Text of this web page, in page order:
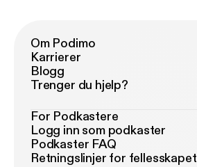
Om Podimo
Karrierer
Blogg
Trenger du hjelp?
For Podkastere
Logg inn som podkaster
Podkaster FAQ
Retningslinjer for fellesskapet